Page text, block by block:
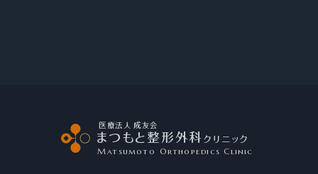
医療法人 成友会
まつもと整形外科 クリニック
Matsumoto Orthopedics Clinic